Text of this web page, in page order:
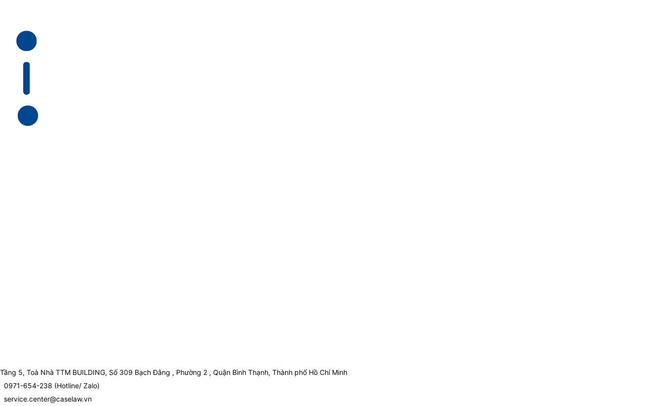
Tầng 5, Toà Nhà TTM BUILDING, Số 309 Bạch Đằng , Phường 2 , Quận Bình Thạnh, Thành phố Hồ Chí Minh
0971-654-238 (Hotline/ Zalo)
service.center@caselaw.vn